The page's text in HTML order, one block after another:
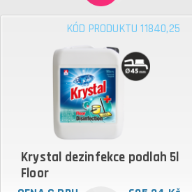
KÓD PRODUKTU 11840,25
Krystal dezinfekce podlah 5l
Floor